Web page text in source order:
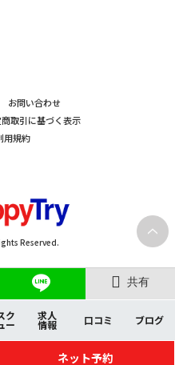
共有
ク
ー
求人
情報 口コミ ブログ
ネット予約
お問い合わせ
取引に基づく表示
用規約
Reserved.